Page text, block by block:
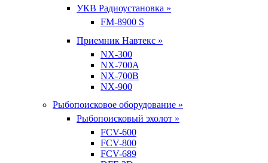
УКВ Радиоустановка »
FM-8900 S
Приемник Навтекс »
NX-300
NX-700A
NX-700B
NX-900
Рыбопоисковое оборудование »
Рыбопоисковый эхолот »
FCV-600
FCV-800
FCV-689